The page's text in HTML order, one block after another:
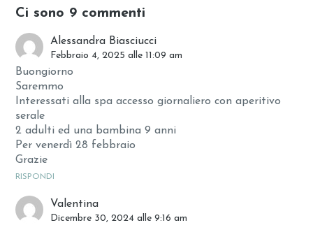
Ci sono 9 commenti
Alessandra Biasciucci
Febbraio 4, 2025 alle 11:09 am
Buongiorno
Saremmo
Interessati alla spa accesso giornaliero con aperitivo
serale
2 adulti ed una bambina 9 anni
Per venerdì 28 febbraio
Grazie
RISPONDI
Valentina
Dicembre 30, 2024 alle 9:16 am